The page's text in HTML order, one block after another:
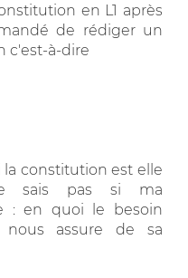
en L1 après
de rédiger un
c'est-à-dire
la constitution est elle
sais pas si ma
: en quoi le besoin
nous assure de sa